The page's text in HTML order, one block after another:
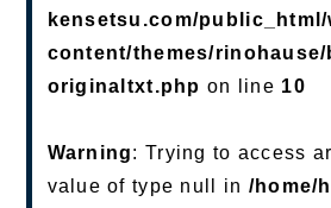
kensetsu.com/public_html/
content/themes/
originaltxt.php on line 10
Warning: Trying to access
value of type null in /home/